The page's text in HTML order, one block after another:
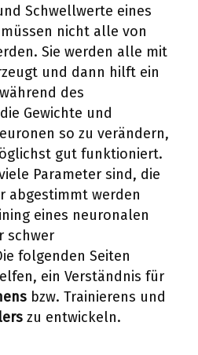
Schwellwerte eines
nicht alle von
Sie werden alle mit
und dann hilft ein
des
Gewichte und
so zu verändern,
gut funktioniert.
Parameter sind, die
abgestimmt werden
eines neuronalen
schwer
folgenden Seiten
ein Verständnis für
bzw. Trainierens und
zu entwickeln.